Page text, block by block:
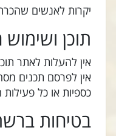
יקרות לאנשים
תוכן ושימוש
אין להעלות לאתר
אין לפרסם תכנים
כספיות או כל
בטיחות